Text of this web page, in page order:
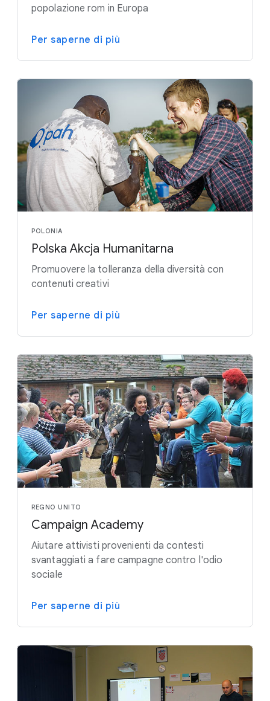
popolazione rom in Europa
Per saperne di più
POLONIA
Polska Akcja Humanitarna
Promuovere la tolleranza della diversità con
contenuti creativi
Per saperne di più
REGNO UNITO
Campaign Academy
Aiutare attivisti provenienti da contesti
svantaggiati a fare campagne contro l'odio
sociale
Per saperne di più